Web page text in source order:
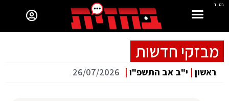
בס"ד
מבזקי חדשות
ראשון | י"ב אב התשפ"ו |
26/07/2026